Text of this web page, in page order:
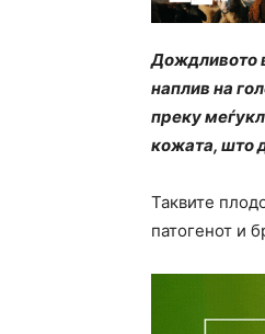
Дождливото
наплив на
преку
кожата, што
Таквите
патогенот и